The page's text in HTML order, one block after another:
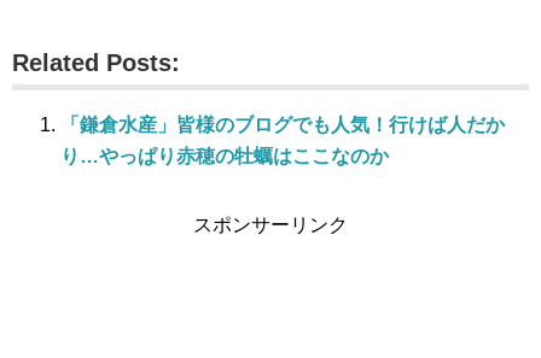
Related Posts:
「鎌倉水産」皆様のブログでも人気！行けば人だか
り…やっぱり赤穂の牡蠣はここなのか
スポンサーリンク